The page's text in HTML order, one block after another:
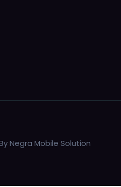
By Negra Mobile Solution